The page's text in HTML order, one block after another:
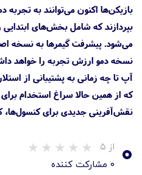
می‌شود. پیشرفت گیمرها به نسخه
نسخه دمو ارزش تجربه را خواهد
آپ تا چه زمانی به پشتیبانی از
که از همین حالا سراغ استخدام
نقش‌آفرینی جدیدی برای کنسول‌ها،
۰ از ۵
۰ مشارکت کننده